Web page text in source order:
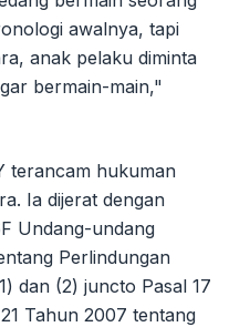
awalnya, tapi
anak pelaku diminta
bermain-main,"
terancam hukuman
Ia dijerat dengan
Undang-undang
Perlindungan
dan (2) juncto Pasal 17
Tahun 2007 tentang